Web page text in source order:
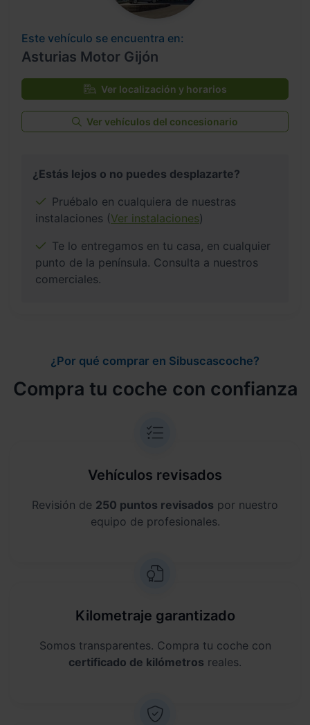
Este vehículo se encuentra en:
Asturias Motor Gijón
Ver localización y horarios
Ver vehículos del concesionario
¿Estás lejos o no puedes desplazarte?
Pruébalo en cualquiera de nuestras
instalaciones (Ver instalaciones)
Te lo entregamos en tu casa, en cualquier
punto de la península. Consulta a nuestros
comerciales.
¿Por qué comprar en Sibuscascoche?
Compra tu coche con confianza
Vehículos revisados
Revisión de 250 puntos revisados por nuestro
equipo de profesionales.
Kilometraje garantizado
Somos transparentes. Compra tu coche con
certificado de kilómetros reales.